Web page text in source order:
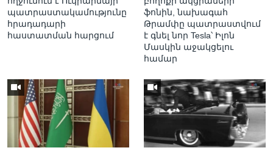
պատրաստակամությունը
հրադադարի
հաստատման հարցում
ֆոնին, նախագահ
Թրամփը պատրաստվում
է գնել նոր Tesla՝ Իլոն
Մասկին աջակցելու
համար